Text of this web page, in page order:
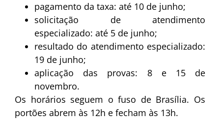
pagamento da taxa: até 10 de junho;
solicitação de atendimento
especializado: até 5 de junho;
resultado do atendimento especializado:
19 de junho;
aplicação das provas: 8 e 15 de
novembro.
Os horários seguem o fuso de Brasília. Os
portões abrem às 12h e fecham às 13h.